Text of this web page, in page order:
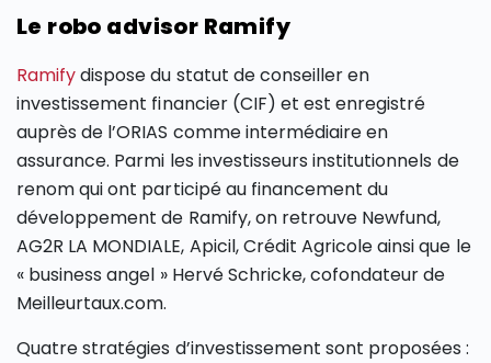
Le robo advisor Ramify
Ramifydispose du statut de conseiller en
investissement financier (CIF) et est enregistré
auprès de l’ORIAS comme intermédiaire en
assurance. Parmi les investisseurs institutionnels de
renom qui ont participé au financement du
développement de Ramify, on retrouve Newfund,
AG2R LA MONDIALE, Apicil, Crédit Agricole ainsi que le
« business angel » Hervé Schricke, cofondateur de
Meilleurtaux.com.
Quatre stratégies d’investissement sont proposées :